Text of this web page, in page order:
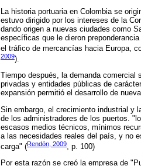
La historia portuaria en Colombia se
estuvo dirigido por los intereses de la
dando origen a nuevas ciudades como
específicas que le dieron
el tráfico de mercancías hacia Europa,
2009).
Tiempo después, la demanda comercial
privadas y entidades públicas de
expansión permitió el desarrollo de
Sin embargo, el crecimiento industrial y
de los administradores de los puertos.
escasos medios técnicos, mínimos
a las necesidades reales del país, y no
carga" (Rendón, 2009, p. 100)
Por esta razón se creó la empresa de